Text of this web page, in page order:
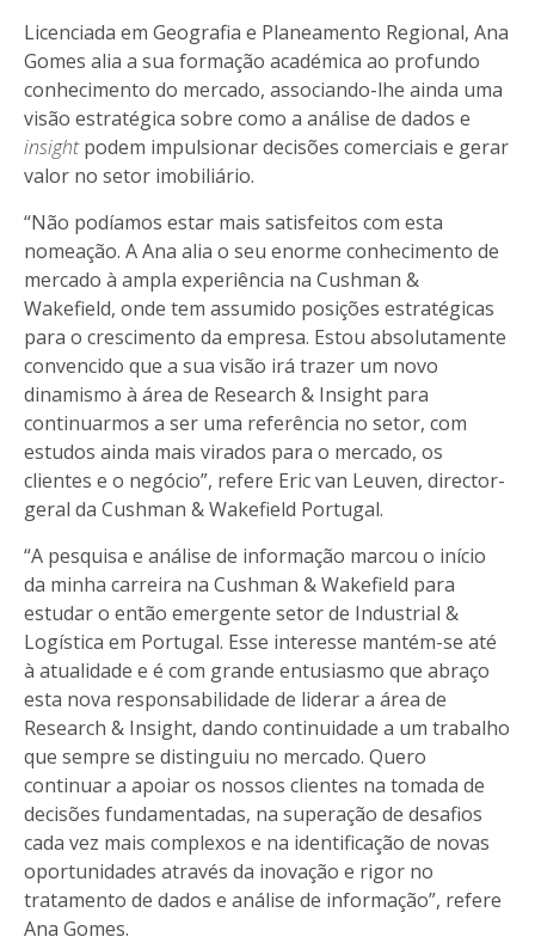
Licenciada em Geografia e Planeamento Regional, Ana
Gomes alia a sua formação académica ao profundo
conhecimento do mercado, associando-lhe ainda uma
visão estratégica sobre como a análise de dados e
insightpodem impulsionar decisões comerciais e gerar
valor no setor imobiliário.
“Não podíamos estar mais satisfeitos com esta
nomeação. A Ana alia o seu enorme conhecimento de
mercado à ampla experiência na Cushman &
Wakefield, onde tem assumido posições estratégicas
para o crescimento da empresa. Estou absolutamente
convencido que a sua visão irá trazer um novo
dinamismo à área de Research & Insight para
continuarmos a ser uma referência no setor, com
estudos ainda mais virados para o mercado, os
clientes e o negócio”, refere Eric van Leuven, director-
geral da Cushman & Wakefield Portugal.
“A pesquisa e análise de informação marcou o início
da minha carreira na Cushman & Wakefield para
estudar o então emergente setor de Industrial &
Logística em Portugal. Esse interesse mantém-se até
à atualidade e é com grande entusiasmo que abraço
esta nova responsabilidade de liderar a área de
Research & Insight, dando continuidade a um trabalho
que sempre se distinguiu no mercado. Quero
continuar a apoiar os nossos clientes na tomada de
decisões fundamentadas, na superação de desafios
cada vez mais complexos e na identificação de novas
oportunidades através da inovação e rigor no
tratamento de dados e análise de informação”, refere
Ana Gomes.